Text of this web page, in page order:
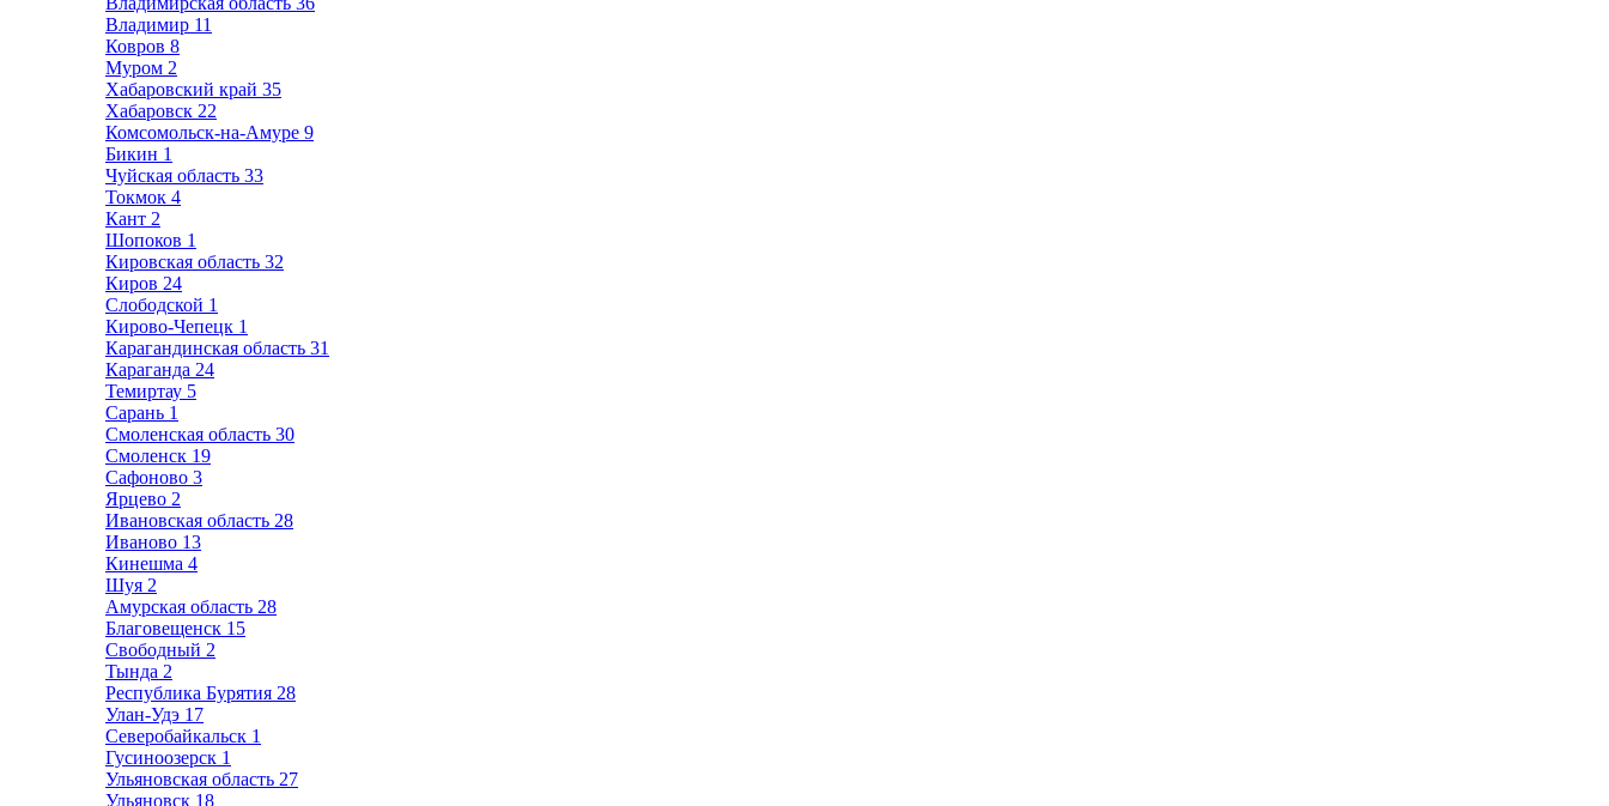
Владимир 11
Ковров 8
Муром 2
Хабаровский край 35
Хабаровск 22
Комсомольск-на-Амуре 9
Бикин 1
Чуйская область 33
Токмок 4
Кант 2
Шопоков 1
Кировская область 32
Киров 24
Слободской 1
Кирово-Чепецк 1
Карагандинская область 31
Караганда 24
Темиртау 5
Сарань 1
Смоленская область 30
Смоленск 19
Сафоново 3
Ярцево 2
Ивановская область 28
Иваново 13
Кинешма 4
Шуя 2
Амурская область 28
Благовещенск 15
Свободный 2
Тында 2
Республика Бурятия 28
Улан-Удэ 17
Северобайкальск 1
Гусиноозерск 1
Ульяновская область 27
Ульяновск 18